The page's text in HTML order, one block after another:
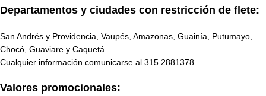
Departamentos y ciudades con restricción de flete:
San Andrés y Providencia, Vaupés, Amazonas, Guainía, Putumayo,
Chocó, Guaviare y Caquetá.
Cualquier información comunicarse al 315 2881378
Valores promocionales: